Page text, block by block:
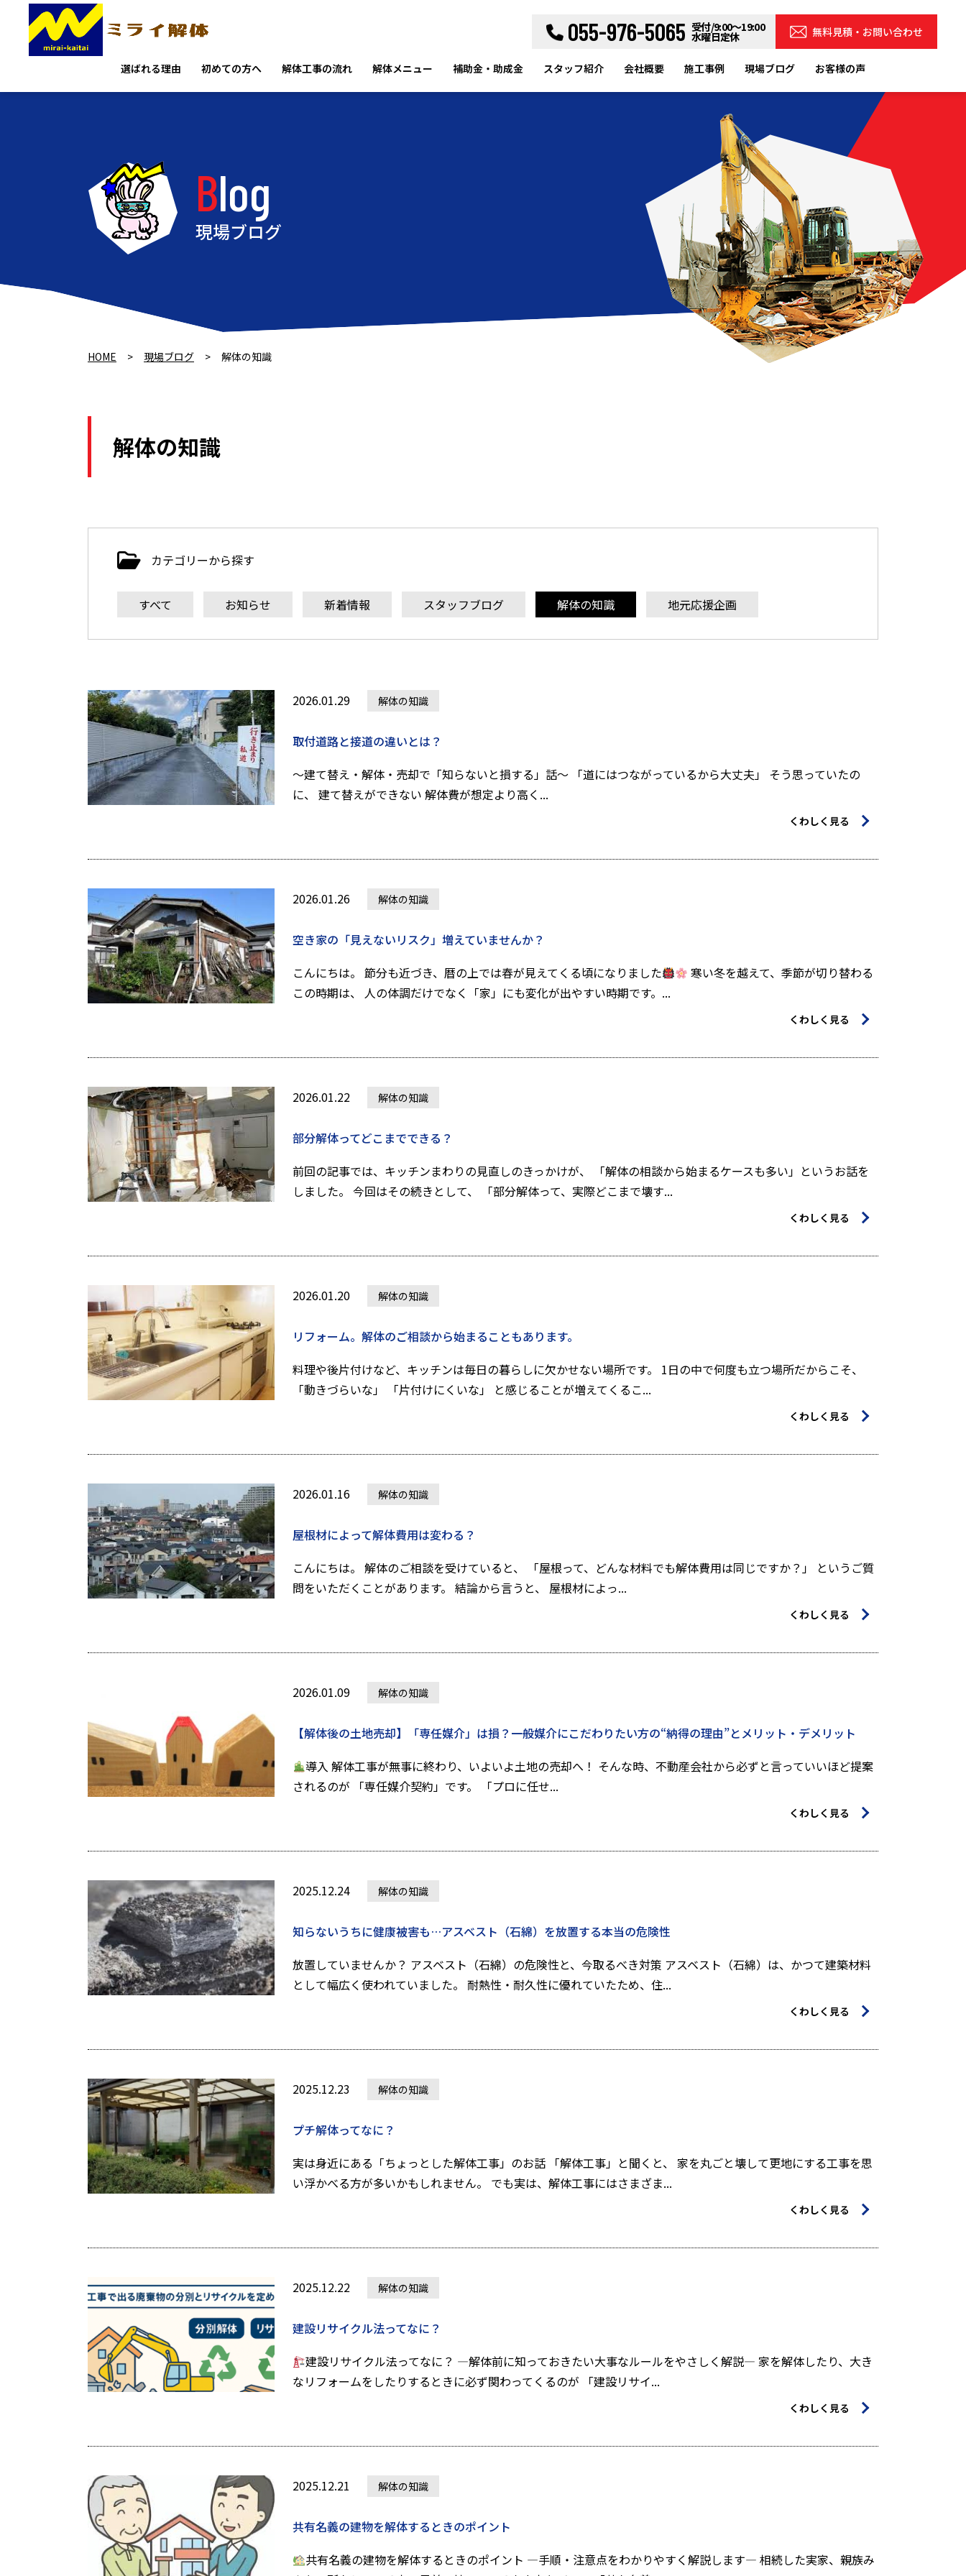
055-976-5065 受付/9:00～19:00
水曜日定休 無料見積・お問い合わせ
選ばれる理由 初めての方へ 解体工事の流れ 解体メニュー 補助金・助成金 スタッフ紹介 会社概要 施工事例 現場ブログ お客様の声
Blog
現場ブログ
HOME > 現場ブログ > 解体の知識
解体の知識
カテゴリーから探す
すべて お知らせ 新着情報 スタッフブログ 解体の知識 地元応援企画
2026.01.29 解体の知識
取付道路と接道の違いとは？
～建て替え・解体・売却で「知らないと損する」話～ 「道にはつながっているから大丈夫」 そう思っていたの
に、 建て替えができない 解体費が想定より高く...
くわしく見る
2026.01.26 解体の知識
空き家の「見えないリスク」増えていませんか？
こんにちは。 節分も近づき、暦の上では春が見えてくる頃になりました
寒い冬を越えて、季節が切り替わる
この時期は、 人の体調だけでなく「家」にも変化が出やすい時期です。...
くわしく見る
2026.01.22 解体の知識
部分解体ってどこまでできる？
前回の記事では、キッチンまわりの見直しのきっかけが、 「解体の相談から始まるケースも多い」というお話を
しました。 今回はその続きとして、 「部分解体って、実際どこまで壊す...
くわしく見る
2026.01.20 解体の知識
リフォーム。解体のご相談から始まることもあります。
料理や後片付けなど、キッチンは毎日の暮らしに欠かせない場所です。 1日の中で何度も立つ場所だからこそ、
「動きづらいな」 「片付けにくいな」 と感じることが増えてくるこ...
くわしく見る
2026.01.16 解体の知識
屋根材によって解体費用は変わる？
こんにちは。 解体のご相談を受けていると、 「屋根って、どんな材料でも解体費用は同じですか？」 というご質
問をいただくことがあります。 結論から言うと、 屋根材によっ...
くわしく見る
2026.01.09 解体の知識
【解体後の土地売却】「専任媒介」は損？一般媒介にこだわりたい方の“納得の理由”とメリット・デメリット
導入 解体工事が無事に終わり、いよいよ土地の売却へ！ そんな時、不動産会社から必ずと言っていいほど提案
されるのが 「専任媒介契約」です。 「プロに任せ...
くわしく見る
2025.12.24 解体の知識
知らないうちに健康被害も…アスベスト（石綿）を放置する本当の危険性
放置していませんか？ アスベスト（石綿）の危険性と、今取るべき対策 アスベスト（石綿）は、かつて建築材料
として幅広く使われていました。 耐熱性・耐久性に優れていたため、住...
くわしく見る
2025.12.23 解体の知識
プチ解体ってなに？
実は身近にある「ちょっとした解体工事」のお話 「解体工事」と聞くと、 家を丸ごと壊して更地にする工事を思
い浮かべる方が多いかもしれません。 でも実は、解体工事にはさまざま...
くわしく見る
2025.12.22 解体の知識
建設リサイクル法ってなに？
建設リサイクル法ってなに？ —解体前に知っておきたい大事なルールをやさしく解説— 家を解体したり、大き
なリフォームをしたりするときに必ず関わってくるのが 「建設リサイ...
くわしく見る
2025.12.21 解体の知識
共有名義の建物を解体するときのポイント
共有名義の建物を解体するときのポイント —手順・注意点をわかりやすく解説します— 相続した実家、親族み